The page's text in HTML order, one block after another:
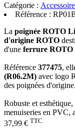
Catégorie :
Référence :
La poignée ROTO
d'origine ROTO
d'une ferrure ROTO
Référence 377475,
(R06.2M) avec logo
des poignées d'origine.
Robuste et
menuiseries en PVC,
37,99 € TTC